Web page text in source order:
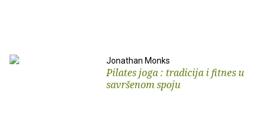
Jonathan Monks
Pilates joga : tradicija i fitnes u
savršenom spoju